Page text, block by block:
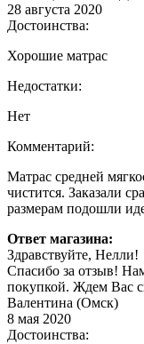
28 августа 2020
Достоинства:
Хорошие матрас
Недостатки:
Нет
Комментарий:
Матрас средней
чистится. Заказали
размерам подошли
Ответ магазина:
Здравствуйте, Нелли!
Спасибо за отзыв!
покупкой. Ждем Вас
Валентина (Омск)
8 мая 2020
Достоинства: